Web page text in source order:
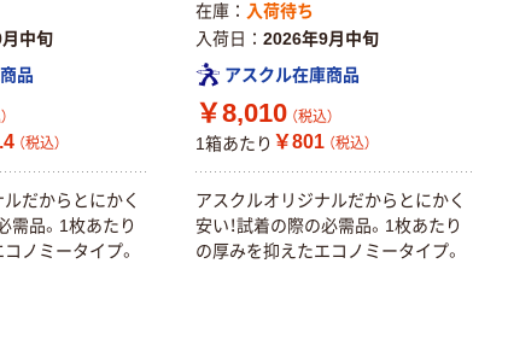
中旬
品
（税込）
だからとにかく
需品。1枚あたり
ノミータイプ。
在庫
入荷待ち
入荷日
2026年9月中旬
アスクル在庫商品
￥8,010 （税込）
1箱あたり ￥801 （税込）
アスクルオリジナルだからとにかく
安い！試着の際の必需品。1枚あたり
の厚みを抑えたエコノミータイプ。